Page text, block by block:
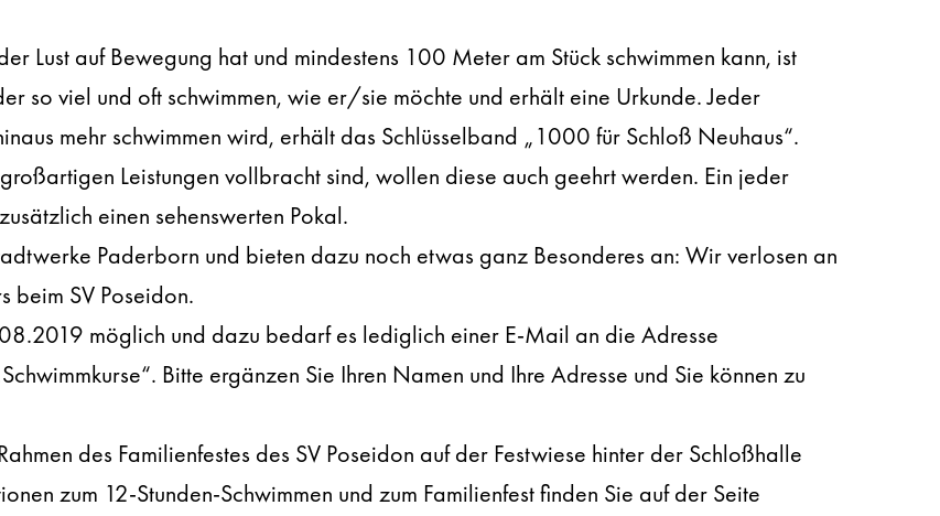
Lust auf Bewegung hat und mindestens 100 Meter am Stück schwimmen kann, ist
so viel und oft schwimmen, wie er/sie möchte und erhält eine Urkunde. Jeder
mehr schwimmen wird, erhält das Schlüsselband „1000 für Schloß Neuhaus“.
Leistungen vollbracht sind, wollen diese auch geehrt werden. Ein jeder
einen sehenswerten Pokal.
Paderborn und bieten dazu noch etwas ganz Besonderes an: Wir verlosen an
beim SV Poseidon.
möglich und dazu bedarf es lediglich einer E-Mail an die Adresse
Bitte ergänzen Sie Ihren Namen und Ihre Adresse und Sie können zu
des Familienfestes des SV Poseidon auf der Festwiese hinter der Schloßhalle
zum 12-Stunden-Schwimmen und zum Familienfest finden Sie auf der Seite